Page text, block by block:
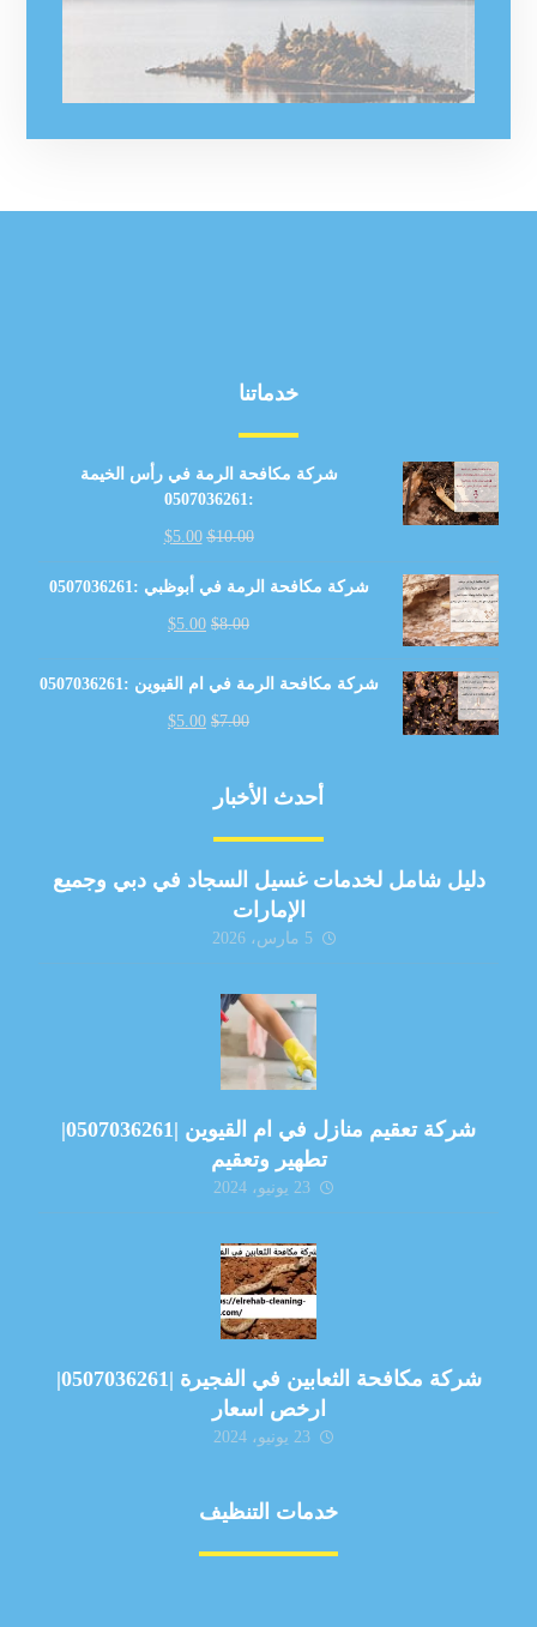
خدماتنا
شركة مكافحة الرمة في رأس الخيمة
:0507036261
$10.00
$5.00
شركة مكافحة الرمة في أبوظبي :0507036261
$8.00
$5.00
شركة مكافحة الرمة في ام القيوين :0507036261
$7.00
$5.00
أحدث الأخبار
دليل شامل لخدمات غسيل السجاد في دبي وجميع
الإمارات
5 مارس، 2026
شركة تعقيم منازل في ام القيوين |0507036261|
تطهير وتعقيم
23 يونيو، 2024
شركة مكافحة الثعابين في الفجيرة |0507036261|
ارخص اسعار
23 يونيو، 2024
خدمات التنظيف